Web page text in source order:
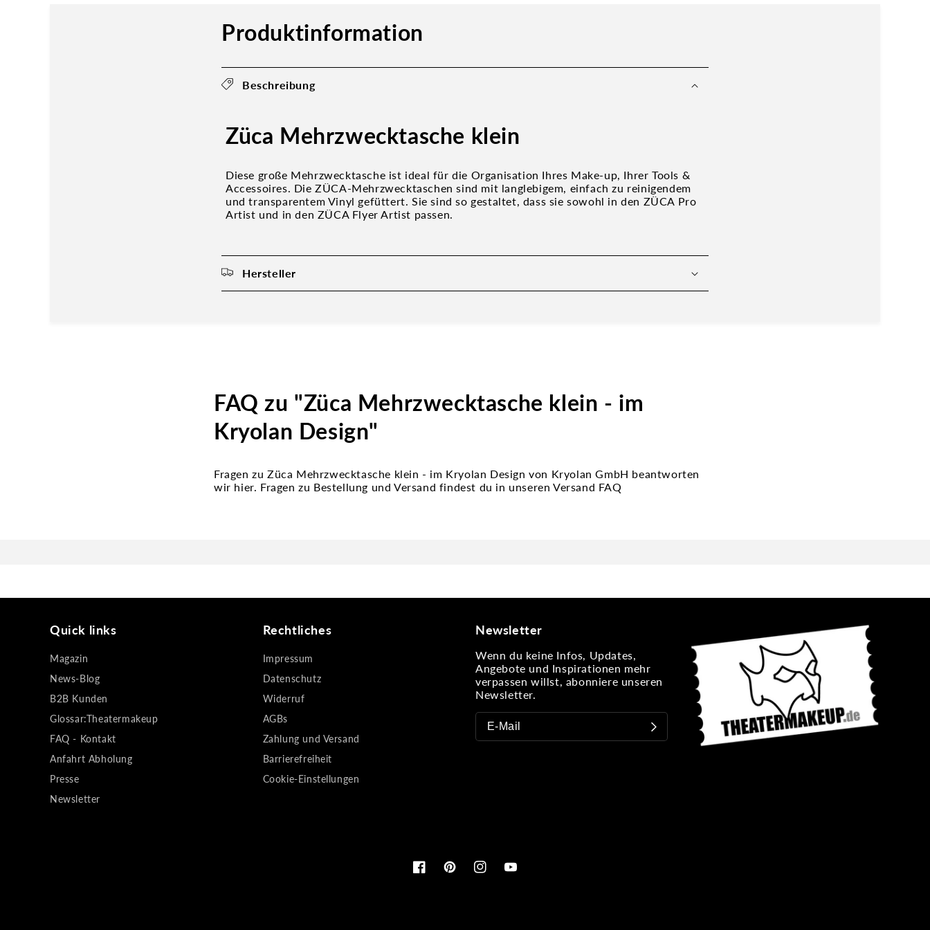
Produktinformation
Beschreibung
Züca Mehrzwecktasche klein
Diese große Mehrzwecktasche ist ideal für die Organisation Ihres Make-up, Ihrer Tools &
Accessoires. Die ZÜCA-Mehrzwecktaschen sind mit langlebigem, einfach zu reinigendem
und transparentem Vinyl gefüttert. Sie sind so gestaltet, dass sie sowohl in den ZÜCA Pro
Artist und in den ZÜCA Flyer Artist passen.
Hersteller
FAQ zu "Züca Mehrzwecktasche klein - im
Kryolan Design"
Fragen zu Züca Mehrzwecktasche klein - im Kryolan Design von Kryolan GmbH beantworten
wir hier. Fragen zu Bestellung und Versand findest du in unseren Versand FAQ
Quick links
Magazin
News-Blog
B2B Kunden
Glossar:Theatermakeup
FAQ - Kontakt
Anfahrt Abholung
Presse
Newsletter
Rechtliches
Impressum
Datenschutz
Widerruf
AGBs
Zahlung und Versand
Barrierefreiheit
Cookie-Einstellungen
Newsletter
Wenn du keine Infos, Updates,
Angebote und Inspirationen mehr
verpassen willst, abonniere unseren
Newsletter.
FacebookPinterestInstagramYouTube